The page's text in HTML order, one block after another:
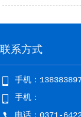
联系方式
手机：
手机：